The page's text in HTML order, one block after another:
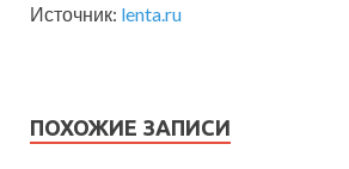
Источник: lenta.ru
ПОХОЖИЕ ЗАПИСИ